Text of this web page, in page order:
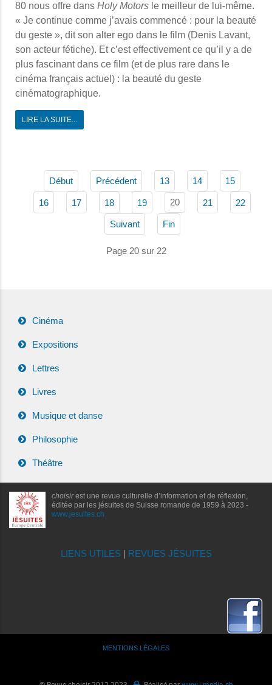
80 nous offre dans Holy Motors le meilleur de lui-même.
« Je continue comme j’avais commencé : pour la beauté
du geste », dit son alter ego dans le film (Denis Lavant,
son acteur fétiche). Et c’est effectivement ce qu’il y a de
plus fascinant dans ce film (et de plus rare dans le
cinéma français actuel) : la beauté du geste
cinématographique.
LIRE LA SUITE...
Début Précédent 13 14 15
16 17 18 19 20 21 22
Suivant Fin
Page 20 sur 22
Cinéma
Expositions
Lettres
Livres
Musique et danse
Philosophie
Théâtre
choisirest une revue culturelle d’information et de réflexion,
éditée par les jésuites de Suisse romande de 1959 à 2023 -
www.jesuites.ch
LIENS UTILES| REVUES JÉSUITES
MENTIONS LÉGALES